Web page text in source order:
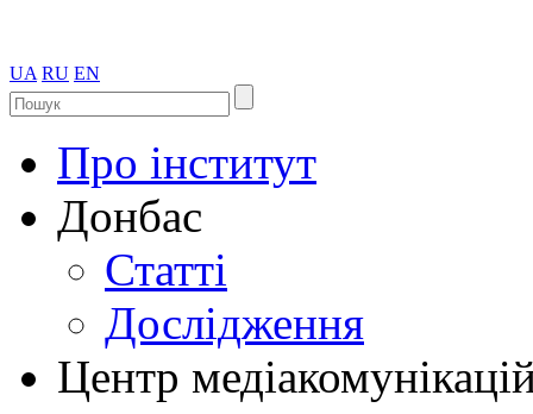
UA RU EN
Про інститут
Донбас
Статті
Дослідження
Центр